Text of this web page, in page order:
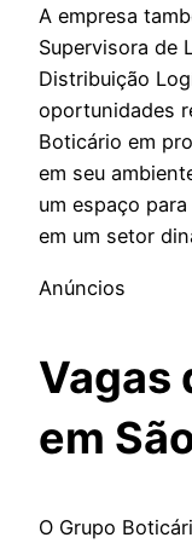
A empresa
Supervisora de
Distribuição
oportunidades
Boticário em
em seu
um espaço
em um setor
Anúncios
Vagas
em
O Grupo